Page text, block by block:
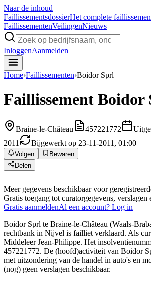
Naar de inhoud
FaillissementsdossierHet complete
FaillissementenVeilingenNieuws
InloggenAanmelden
Home›Faillissementen›Boidor Sprl
Faillissement Boidor
Braine-le-Château 457221772
2011
Bijgewerkt op 23-11-2011, 01:00
Volgen
Bewaren
Delen
Meer gegevens beschikbaar voor
Gratis toegang tot curatorgegevens, verslagen
Gratis aanmeldenAl een account? Log in
Boidor Sprl te Braine-le-Château (Waals-
rechtbank in Nijvel is failliet verklaard. Als
Middeleer Jean-Philippe. Het
457221772. De (hoofd)activiteit van Boidor
met uitzondering van de handel in auto's en
(nog) geen verslagen beschikbaar.